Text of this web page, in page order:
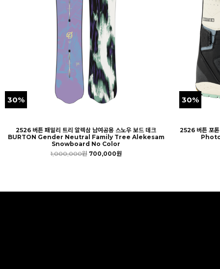
30%
2526 버튼 패밀리 트리 알렉삼 남여공용 스노우 보드 데크
BURTON Gender Neutral Family Tree Alekesam
Snowboard No Color
1,000,000원 700,000원
30%
2526 버튼 포